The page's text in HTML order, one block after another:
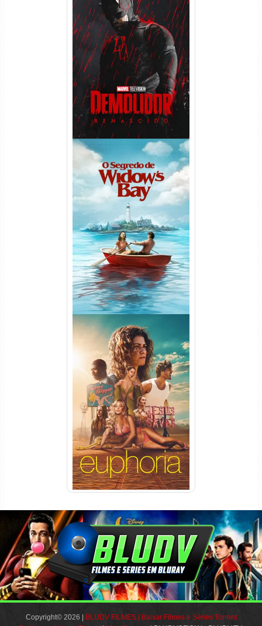
Demolidor: Renascido 2ª
Temporada (2026) WEB-DL
1080p Dual Áudio
O Segredo de Widow’s Bay
1ª Temporada Torrent (2026)
WEB-DL 1080p Dual Áudio
Euphoria 3ª Temporada
Torrent (2026) WEB-DL 1080p
Dual Áudio
Copyright© 2026 |
BLUDV FILMES | Baixar Filmes e Séries Torrent